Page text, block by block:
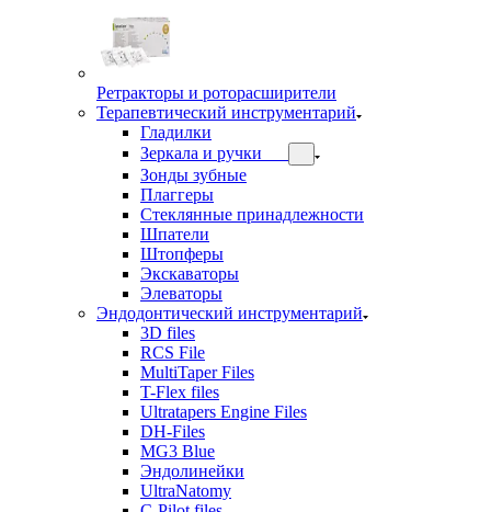
Ретракторы и роторасширители
Терапевтический инструментарий
Гладилки
Зеркала и ручки
Зонды зубные
Плаггеры
Стеклянные принадлежности
Шпатели
Штопферы
Экскаваторы
Элеваторы
Эндодонтический инструментарий
3D files
RCS File
MultiTaper Files
T-Flex files
Ultratapers Engine Files
DH-Files
MG3 Blue
Эндолинейки
UltraNatomy